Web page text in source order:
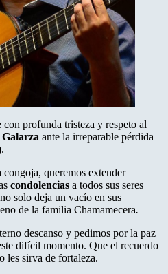
con profunda tristeza y respeto al
ante la irreparable pérdida
.
congoja, queremos extender
condolencias a todos sus seres
solo deja un vacío en sus
de la familia Chamamecera.
descanso y pedimos por la paz
difícil momento. Que el recuerdo
les sirva de fortaleza.